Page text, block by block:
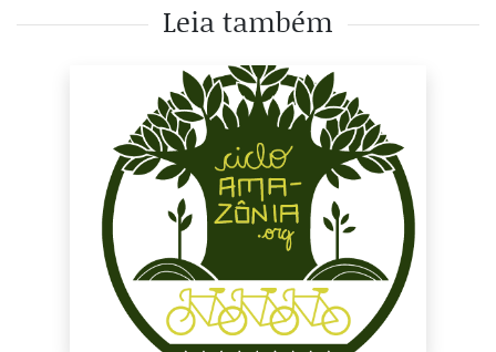
Leia também